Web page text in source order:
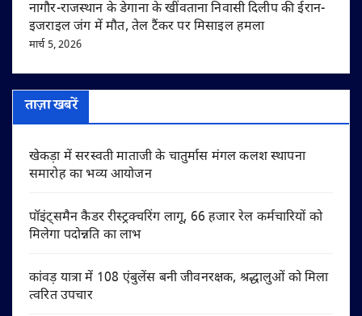
नागौर-राजस्थान के डेगाना के खींवताना निवासी दिलीप की ईरान-
इजराइल जंग में मौत, तेल टैंकर पर मिसाइल हमला
मार्च 5, 2026
ताज़ा खबरें
खेकड़ा में सरस्वती माताजी के चातुर्मास मंगल कलश स्थापना
समारोह का भव्य आयोजन
पॉइंट्समैन कैडर रीस्ट्रक्चरिंग लागू, 66 हजार रेल कर्मचारियों को
मिलेगा पदोन्नति का लाभ
कांवड़ यात्रा में 108 एंबुलेंस बनी जीवनरक्षक, श्रद्धालुओं को मिला
त्वरित उपचार